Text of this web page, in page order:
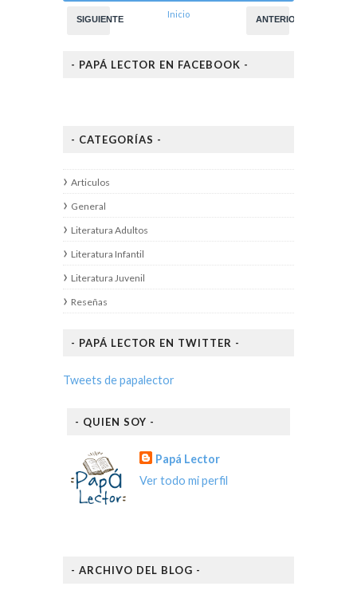
SIGUIENTE ANTERIOR
Inicio
- PAPÁ LECTOR EN FACEBOOK -
- CATEGORÍAS -
Articulos
General
Literatura Adultos
Literatura Infantil
Literatura Juvenil
Reseñas
- PAPÁ LECTOR EN TWITTER -
Tweets de papalector
- QUIEN SOY -
Papá Lector
Ver todo mi perfil
- ARCHIVO DEL BLOG -